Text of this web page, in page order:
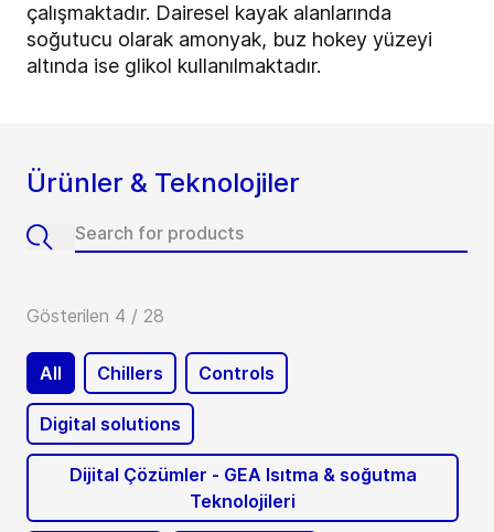
çalışmaktadır. Dairesel kayak alanlarında
soğutucu olarak amonyak, buz hokey yüzeyi
altında ise glikol kullanılmaktadır.
Ürünler & Teknolojiler
Gösterilen 4 / 28
All Chillers Controls
Digital solutions
Dijital Çözümler - GEA Isıtma & soğutma
Teknolojileri